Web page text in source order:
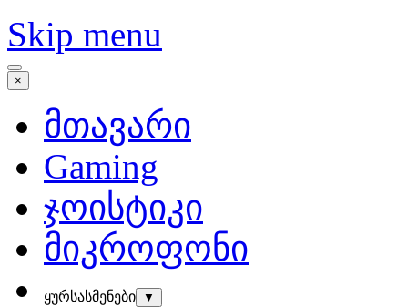
Skip menu
×
მთავარი
Gaming
ჯოისტიკი
მიკროფონი
ყურსასმენები ▼